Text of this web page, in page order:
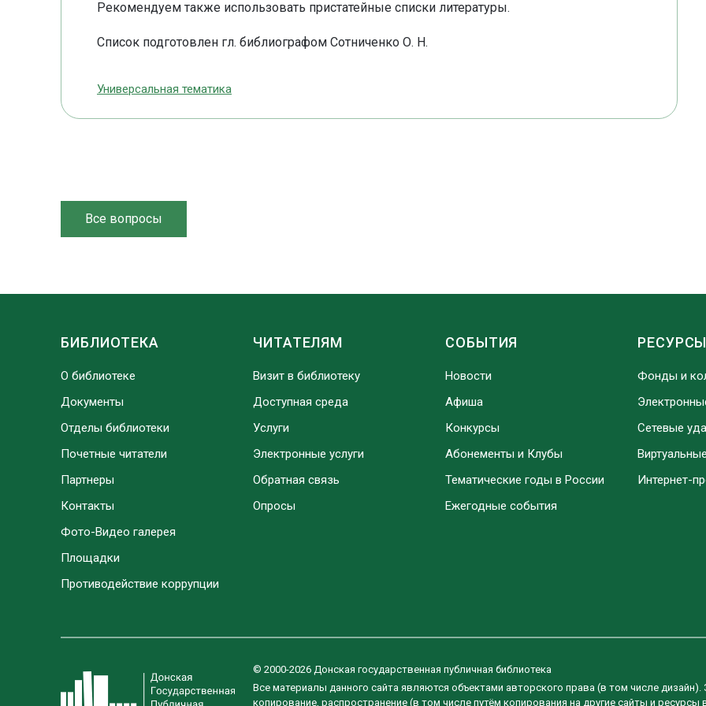
Рекомендуем также использовать пристатейные списки литературы.
Список подготовлен гл. библиографом Сотниченко О. Н.
Универсальная тематика
Все вопросы
БИБЛИОТЕКА
О библиотеке
Документы
Отделы библиотеки
Почетные читатели
Партнеры
Контакты
Фото-Видео галерея
Площадки
Противодействие коррупции
ЧИТАТЕЛЯМ
Визит в библиотеку
Доступная среда
Услуги
Электронные услуги
Обратная связь
Опросы
СОБЫТИЯ
Новости
Афиша
Конкурсы
Абонементы и Клубы
Тематические годы в России
Ежегодные события
РЕСУРСЫ
Фонды и
Сетевые
Интернет-
© 2000-2026 Донская государственная публичная библиотека
Все материалы данного сайта являются объектами авторского права (в том числе дизайн).
копирование, распространение (в том числе путём копирования на другие сайты и ресурсы